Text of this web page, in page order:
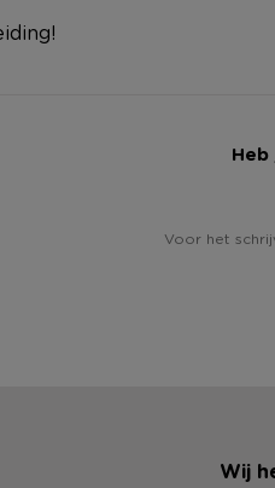
Voor het
Wij